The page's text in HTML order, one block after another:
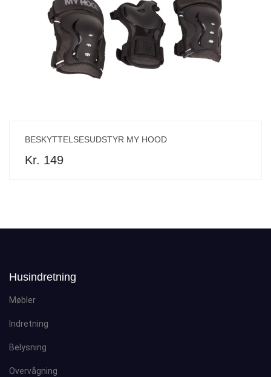
BESKYTTELSESUDSTYR MY HOOD
Kr. 149
Husindretning
Møbler
Indretning
Belysning
Overvågning